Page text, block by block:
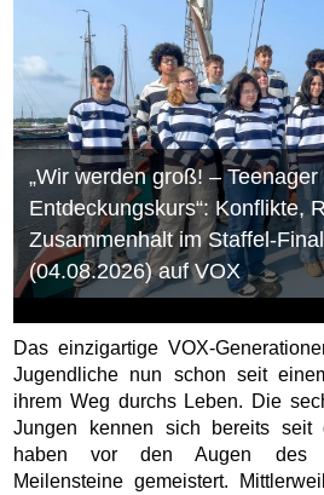
„Wir werden groß! – Teenager
Entdeckungskurs“: Konflikte,
Zusammenhalt im Staffel-
(04.08.2026) auf VOX
Das einzigartige VOX-
Jugendliche nun schon seit
ihrem Weg durchs Leben. Die
Jungen kennen sich bereits seit
haben vor den Augen des
Meilensteine gemeistert.